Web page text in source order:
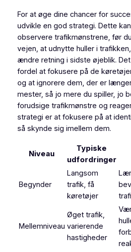
For at øge dine chancer for
udvikle en god strategi. Dette
observere trafikmønstrene, før
vejen, at udnytte huller i
ændre retning i sidste øjeblik.
fordel at fokusere på de
og at ignorere dem, der er
mester, så jo mere du spiller, jo
forudsige trafikmønstre og
strategi er at fokusere på at
så skynde sig imellem dem.
Niveau
Typiske
udfordringer
Begynder
Langsom
trafik, få
køretøjer
Mellemniveau
Øget trafik,
varierende
hastigheder